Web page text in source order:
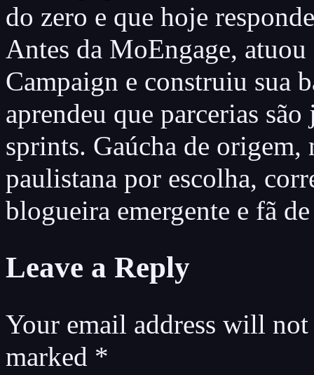
do zero e que hoje
Antes da MoEngage,
Campaign e construiu sua
aprendeu que parcerias
sprints. Gaúcha de origem,
paulistana por escolha,
blogueira emergente e fã
Leave a Reply
Your email address will
marked *